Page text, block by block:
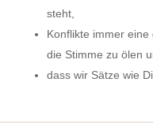
steht,
Konflikte immer
die Stimme zu ölen
dass wir Sätze wie